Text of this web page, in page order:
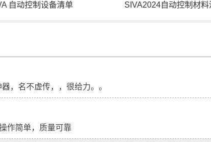
自动控制设备清单 SIVA2024自动控制材料
，名不虚传，，很给力。。
作简单，质量可靠